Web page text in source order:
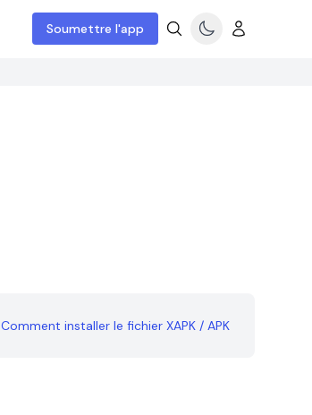
Soumettre l'app
Comment installer le fichier XAPK / APK